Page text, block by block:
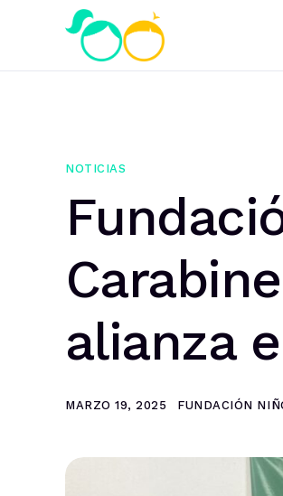
NOTICIAS
alianza
MARZO 19, 2025 FUNDACIÓN